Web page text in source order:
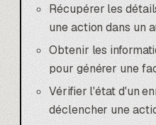
Récupérer les
une action dans un
Obtenir les
pour générer une
Vérifier l'état d'un
déclencher une